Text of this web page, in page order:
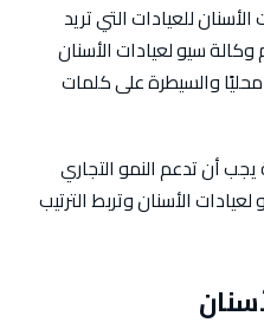
للعيادات التي تريد
سيو لعيادات الأسنان
والسيطرة على كلمات
أن تدعم النمو التجاري
الأسنان وتربط الترتيب